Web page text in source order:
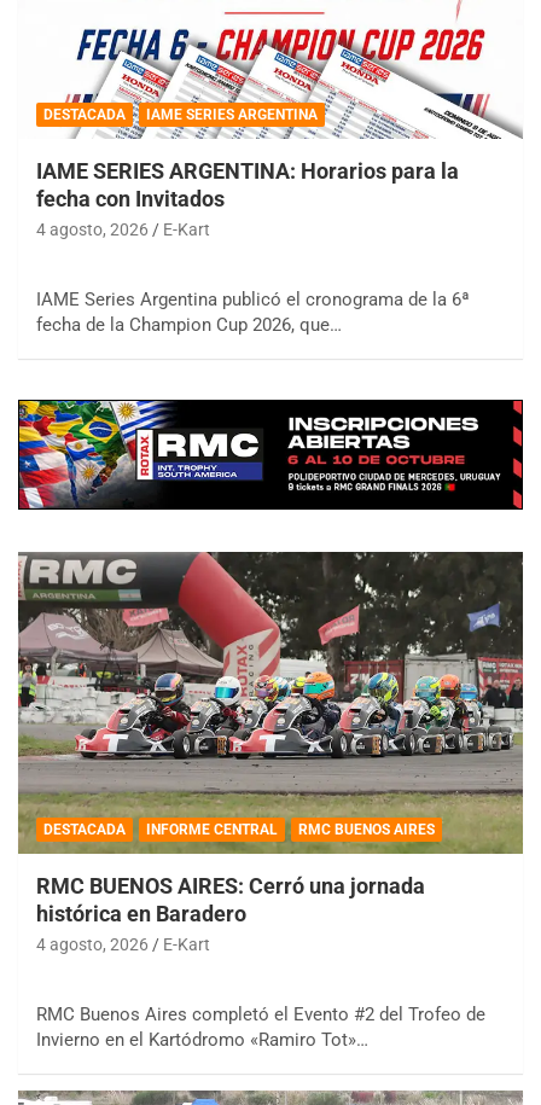
DESTACADA IAME SERIES ARGENTINA
IAME SERIES ARGENTINA: Horarios para la
fecha con Invitados
4 agosto, 2026 E-Kart
IAME Series Argentina publicó el cronograma de la 6ª
fecha de la Champion Cup 2026, que…
DESTACADA INFORME CENTRAL RMC BUENOS AIRES
RMC BUENOS AIRES: Cerró una jornada
histórica en Baradero
4 agosto, 2026 E-Kart
RMC Buenos Aires completó el Evento #2 del Trofeo de
Invierno en el Kartódromo «Ramiro Tot»…